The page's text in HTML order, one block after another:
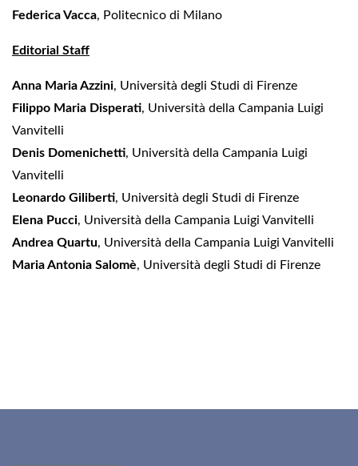
Federica Vacca, Politecnico di Milano
Editorial Staff
Anna Maria Azzini, Università degli Studi di Firenze
Filippo Maria Disperati, Università della Campania Luigi
Vanvitelli
Denis Domenichetti, Università della Campania Luigi
Vanvitelli
Leonardo Giliberti, Università degli Studi di Firenze
Elena Pucci, Università della Campania Luigi Vanvitelli
Andrea Quartu, Università della Campania Luigi Vanvitelli
Maria Antonia Salomè, Università degli Studi di Firenze